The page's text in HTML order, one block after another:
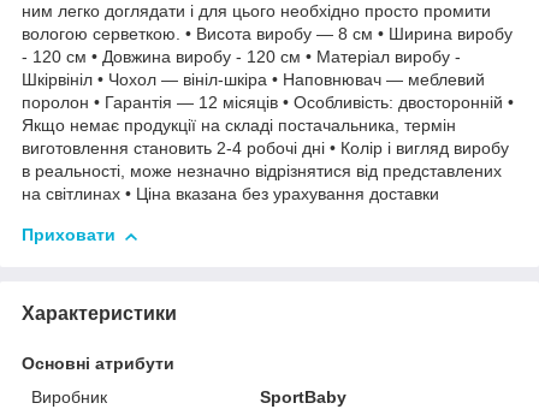
ним легко доглядати і для цього необхідно просто промити
вологою серветкою. • Висота виробу — 8 см • Ширина виробу
- 120 см • Довжина виробу - 120 см • Матеріал виробу -
Шкірвініл • Чохол — вініл-шкіра • Наповнювач — меблевий
поролон • Гарантія — 12 місяців • Особливість: двосторонній •
Якщо немає продукції на складі постачальника, термін
виготовлення становить 2-4 робочі дні • Колір і вигляд виробу
в реальності, може незначно відрізнятися від представлених
на світлинах • Ціна вказана без урахування доставки
Приховати
Характеристики
Основні атрибути
Виробник
SportBaby